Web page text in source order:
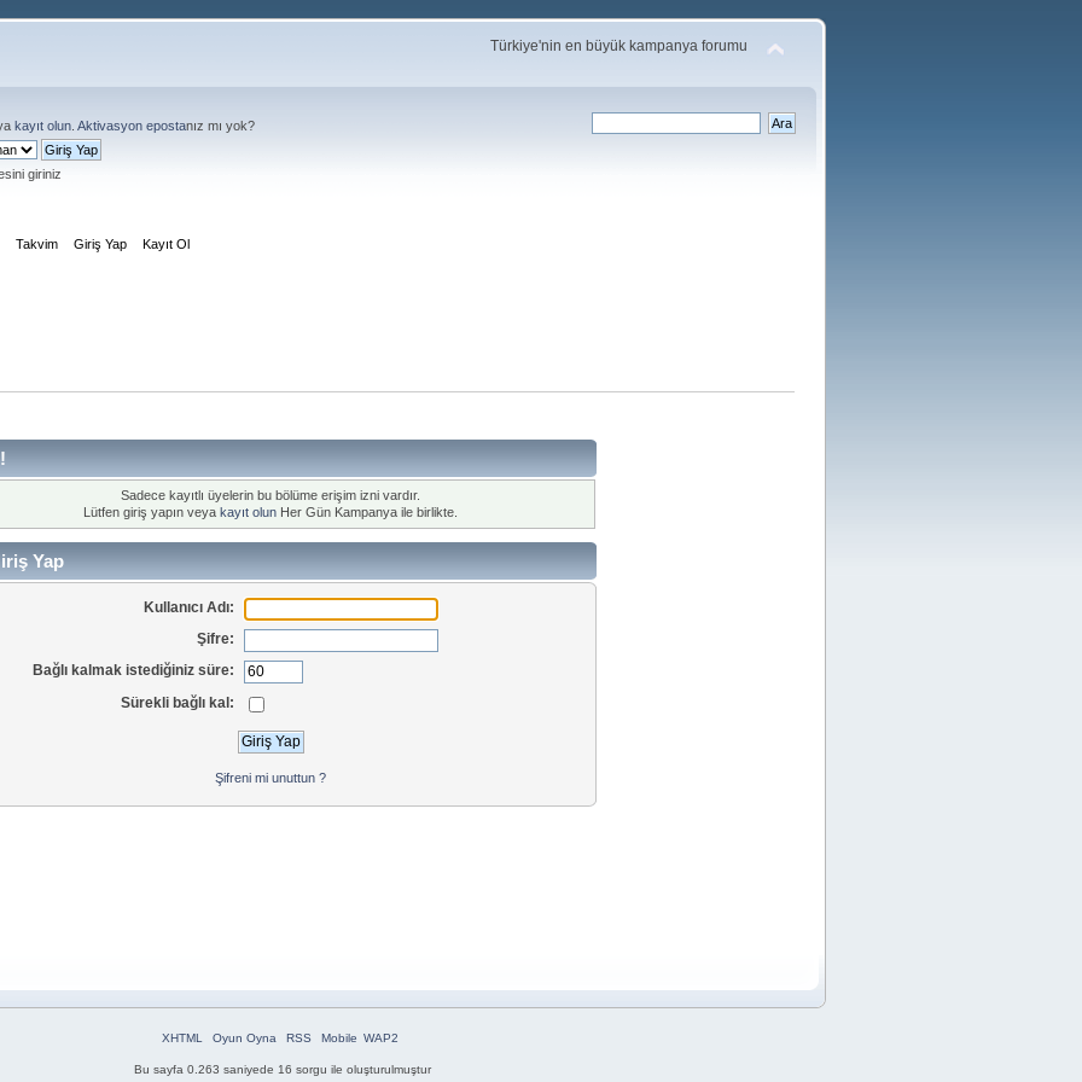
Türkiye'nin en büyük kampanya forumu
kayıt olun Aktivasyon epostanız mı yok?
giriniz
Takvim Giriş Yap Kayıt Ol
Sadece kayıtlı üyelerin bu bölüme erişim izni vardır.
Lütfen giriş yapın veya kayıt olun Her Gün Kampanya ile birlikte.
Yap
Kullanıcı Adı:
Şifre:
Bağlı kalmak istediğiniz süre:
Sürekli bağlı kal:
Şifreni mi unuttun ?
XHTML Oyun Oyna RSS Mobile WAP2
Bu sayfa 0.263 saniyede 16 sorgu ile oluşturulmuştur